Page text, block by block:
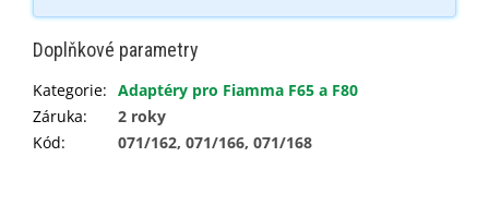
Doplňkové parametry
Kategorie: Adaptéry pro Fiamma F65 a F80
Záruka:
2 roky
Kód: 071/162, 071/166, 071/168